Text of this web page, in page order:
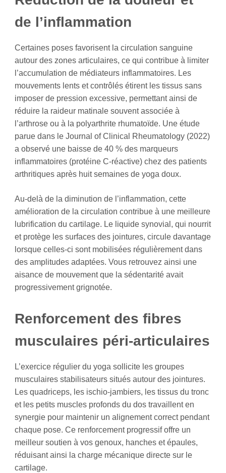
de l’inflammation
Certaines poses favorisent la circulation sanguine
autour des zones articulaires, ce qui contribue à limiter
l’accumulation de médiateurs inflammatoires. Les
mouvements lents et contrôlés étirent les tissus sans
imposer de pression excessive, permettant ainsi de
réduire la raideur matinale souvent associée à
l’arthrose ou à la polyarthrite rhumatoïde. Une étude
parue dans le Journal of Clinical Rheumatology (2022)
a observé une baisse de 40 % des marqueurs
inflammatoires (protéine C-réactive) chez des patients
arthritiques après huit semaines de yoga doux.
Au-delà de la diminution de l’inflammation, cette
amélioration de la circulation contribue à une meilleure
lubrification du cartilage. Le liquide synovial, qui nourrit
et protège les surfaces des jointures, circule davantage
lorsque celles-ci sont mobilisées régulièrement dans
des amplitudes adaptées. Vous retrouvez ainsi une
aisance de mouvement que la sédentarité avait
progressivement grignotée.
Renforcement des fibres
musculaires péri-articulaires
L’exercice régulier du yoga sollicite les groupes
musculaires stabilisateurs situés autour des jointures.
Les quadriceps, les ischio-jambiers, les tissus du tronc
et les petits muscles profonds du dos travaillent en
synergie pour maintenir un alignement correct pendant
chaque pose. Ce renforcement progressif offre un
meilleur soutien à vos genoux, hanches et épaules,
réduisant ainsi la charge mécanique directe sur le
cartilage.